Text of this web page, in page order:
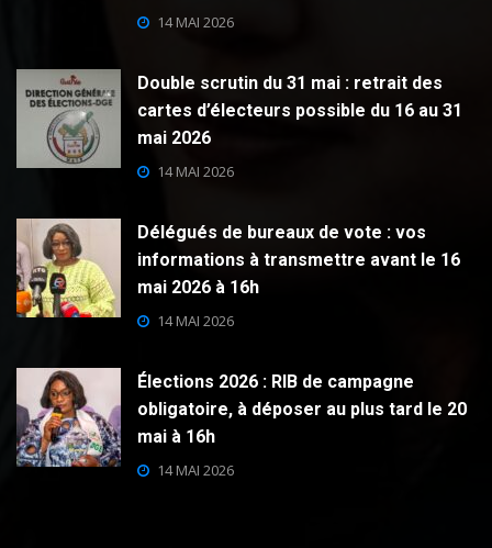
14 MAI 2026
Double scrutin du 31 mai : retrait des
cartes d’électeurs possible du 16 au 31
mai 2026
14 MAI 2026
Délégués de bureaux de vote : vos
informations à transmettre avant le 16
mai 2026 à 16h
14 MAI 2026
Élections 2026 : RIB de campagne
obligatoire, à déposer au plus tard le 20
mai à 16h
14 MAI 2026